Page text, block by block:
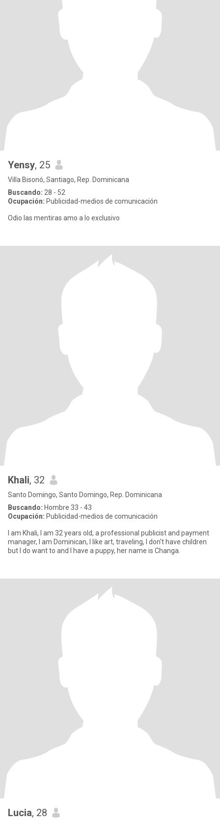
Yensy, 25
Villa Bisonó, Santiago, Rep. Dominicana
Buscando: 28 - 52
Ocupación: Publicidad-medios de comunicación
Odio las mentiras amo a lo exclusivo
Khali, 32
Santo Domingo, Santo Domingo, Rep. Dominicana
Buscando: Hombre 33 - 43
Ocupación: Publicidad-medios de comunicación
I am Khali, I am 32 years old, a professional publicist and payment
manager, I am Dominican, I like art, traveling, I don't have children
but I do want to and I have a puppy, her name is Changa.
Lucia, 28